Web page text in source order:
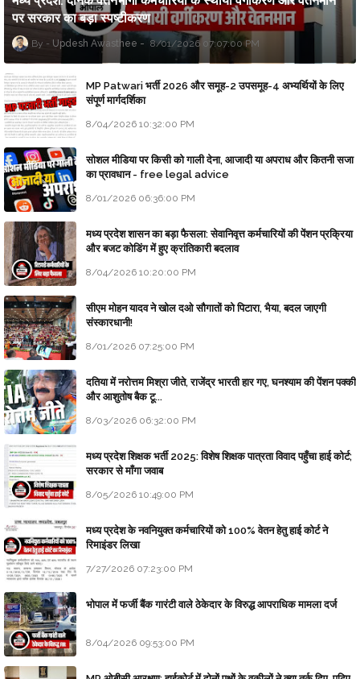
पर सरकार का बड़ा स्पष्टीकरण
Updesh Awasthee 8/01/2026 07:07:00 PM
MP Patwari भर्ती 2026 और समूह-2 उपसमूह-4 अभ्यर्थियों के लिए
संपूर्ण मार्गदर्शिका
8/04/2026 10:32:00 PM
सोशल मीडिया पर किसी को गाली देना, आजादी या अपराध और कितनी सजा
का प्रावधान - free legal advice
8/01/2026 06:36:00 PM
मध्य प्रदेश शासन का बड़ा फैसला: सेवानिवृत्त कर्मचारियों की पेंशन प्रक्रिया
और बजट कोडिंग में हुए क्रांतिकारी बदलाव
8/04/2026 10:20:00 PM
सीएम मोहन यादव ने खोल दओ सौगातों को पिटारा, भैया, बदल जाएगी
संस्कारधानी!
8/01/2026 07:25:00 PM
दतिया में नरोत्तम मिश्रा जीते, राजेंद्र भारती हार गए, घनश्याम की पेंशन पक्की
और आशुतोष बैक टू...
8/03/2026 06:32:00 PM
मध्य प्रदेश शिक्षक भर्ती 2025: विशेष शिक्षक पात्रता विवाद पहुँचा हाई कोर्ट;
सरकार से माँगा जवाब
8/05/2026 10:49:00 PM
मध्य प्रदेश के नवनियुक्त कर्मचारियों को 100% वेतन हेतु हाई कोर्ट ने
रिमाइंडर लिखा
7/27/2026 07:23:00 PM
भोपाल में फर्जी बैंक गारंटी वाले ठेकेदार के विरुद्ध आपराधिक मामला दर्ज
8/04/2026 09:53:00 PM